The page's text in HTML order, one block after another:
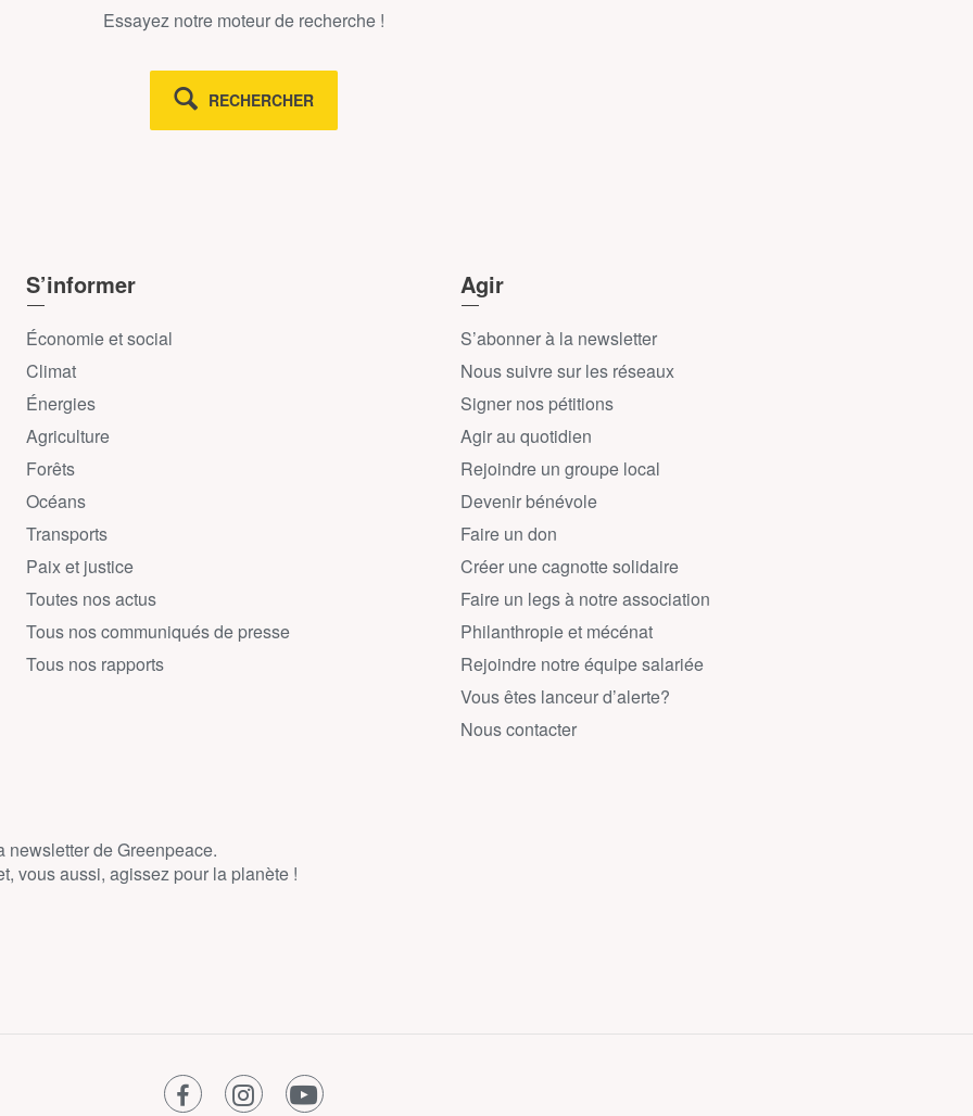
Essayez notre moteur de recherche !
RECHERCHER
S’informer
Économie et social
Climat
Énergies
Agriculture
Forêts
Océans
Transports
Paix et justice
Toutes nos actus
Tous nos communiqués de presse
Tous nos rapports
Agir
S’abonner à la newsletter
Nous suivre sur les réseaux
Signer nos pétitions
Agir au quotidien
Rejoindre un groupe local
Devenir bénévole
Faire un don
Créer une cagnotte solidaire
Faire un legs à notre association
Philanthropie et mécénat
Rejoindre notre équipe salariée
Vous êtes lanceur d’alerte?
Nous contacter
de Greenpeace.
vous aussi, agissez pour la planète !
facebookinstagramyoutube